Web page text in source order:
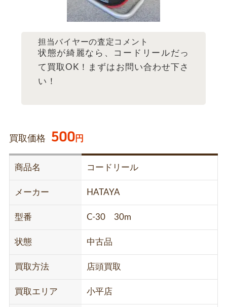
担当バイヤーの査定コメント
状態が綺麗なら、コードリールだっ
て買取OK！まずはお問い合わせ下さ
い！
買取価格 500円
商品名 コードリール
メーカー HATAYA
型番 C-30 30m
状態 中古品
買取方法 店頭買取
買取エリア 小平店